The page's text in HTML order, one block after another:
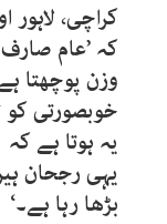
کراچی، لاہور
کہ ’عام
وزن پوچھتا
خوبصورتی کو
یہ ہوتا ہے
یہی رجحان
بڑھا رہا ہے۔‘